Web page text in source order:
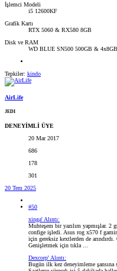
İşlemci Modeli
i5 12600KF
Grafik Kartı
RTX 5060 & RX580 8GB
Disk ve RAM
WD BLUE SN500 500GB &
Tepkiler: kindo
AirLife
JEDI
DENEYİMLİ ÜYE
20 Mar 2017
686
178
301
20 Tem 2025
#50
xinga' Alıntı:
Muhteşem bir yazılım yapmışlar. 2
confige işledi. Asus rog x570 f
için gereksiz kextlerden de
Genişletmek için tıkla ...
Dexcorp' Alıntı:
Bugün ilk kez deneyimleme